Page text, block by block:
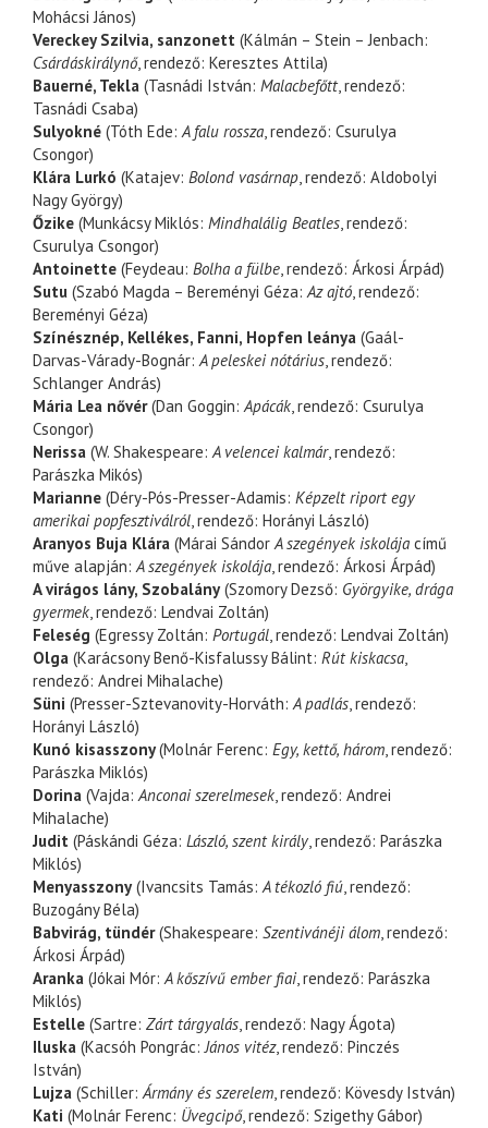
Mohácsi János)
Vereckey Szilvia, sanzonett (Kálmán – Stein – Jenbach:
Csárdáskirálynő, rendező: Keresztes Attila)
Bauerné, Tekla (Tasnádi István: Malacbefőtt, rendező:
Tasnádi Csaba)
Sulyokné (Tóth Ede:A falu rossza, rendező: Csurulya
Csongor)
Klára Lurkó (Katajev: Bolond vasárnap, rendező: Aldobolyi
Nagy György)
Őzike (Munkácsy Miklós: Mindhalálig Beatles, rendező:
Csurulya Csongor)
Antoinette (Feydeau: Bolha a fülbe, rendező: Árkosi Árpád)
Sutu (Szabó Magda – Bereményi Géza:Az ajtó, rendező:
Bereményi Géza)
Színésznép, Kellékes, Fanni, Hopfen leánya (Gaál-
Darvas-Várady-Bognár:A peleskei nótárius, rendező:
Schlanger András)
Mária Lea nővér(Dan Goggin:Apácák, rendező: Csurulya
Csongor)
Nerissa (W. Shakespeare:A velencei kalmár, rendező:
Parászka Mikós)
Marianne (Déry-Pós-Presser-Adamis: Képzelt riport egy
amerikai popfesztiválról, rendező: Horányi László)
Aranyos Buja Klára (Márai SándorA szegények iskolája című
műve alapján:A szegények iskolája, rendező: Árkosi Árpád)
A virágos lány, Szobalány(Szomory Dezső: Györgyike, drága
gyermek, rendező: Lendvai Zoltán)
Feleség (Egressy Zoltán: Portugál, rendező: Lendvai Zoltán)
Olga (Karácsony Benő-Kisfalussy Bálint: Rút kiskacsa,
rendező: Andrei Mihalache)
Süni (Presser-Sztevanovity-Horváth:A padlás, rendező:
Horányi László)
Kunó kisasszony(Molnár Ferenc: Egy, kettő, három, rendező:
Parászka Miklós)
Dorina (Vajda:Anconai szerelmesek, rendező: Andrei
Mihalache)
Judit (Páskándi Géza: László, szent király, rendező: Parászka
Miklós)
Menyasszony(Ivancsits Tamás:A tékozló fiú, rendező:
Buzogány Béla)
Babvirág, tündér(Shakespeare: Szentivánéji álom, rendező:
Árkosi Árpád)
Aranka (Jókai Mór:A kőszívű ember fiai, rendező: Parászka
Miklós)
Estelle (Sartre: Zárt tárgyalás, rendező: Nagy Ágota)
Iluska (Kacsóh Pongrác:János vitéz, rendező: Pinczés
István)
Lujza (Schiller:Ármány és szerelem, rendező: Kövesdy István)
Kati (Molnár Ferenc: Üvegcipő, rendező: Szigethy Gábor)